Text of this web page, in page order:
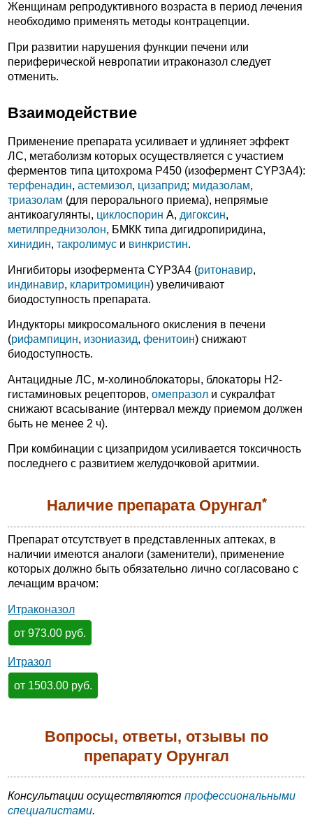
Женщинам репродуктивного возраста в период лечения
необходимо применять методы контрацепции.
При развитии нарушения функции печени или
периферической невропатии итраконазол следует
отменить.
Взаимодействие
Применение препарата усиливает и удлиняет эффект
ЛС, метаболизм которых осуществляется с участием
ферментов типа цитохрома P450 (изофермент CYP3A4):
терфенадин, астемизол, цизаприд; мидазолам,
триазолам (для перорального приема), непрямые
антикоагулянты, циклоспорин А, дигоксин,
метилпреднизолон, БМКК типа дигидропиридина,
хинидин, такролимус и винкристин.
Ингибиторы изофермента CYP3A4 (ритонавир,
индинавир, кларитромицин) увеличивают
биодоступность препарата.
Индукторы микросомального окисления в печени
(рифампицин, изониазид, фенитоин) снижают
биодоступность.
Антацидные ЛС, м-холиноблокаторы, блокаторы H2-
гистаминовых рецепторов, омепразол и сукралфат
снижают всасывание (интервал между приемом должен
быть не менее 2 ч).
При комбинации с цизапридом усиливается токсичность
последнего с развитием желудочковой аритмии.
Наличие препарата Орунгал*
Препарат отсутствует в представленных аптеках, в
наличии имеются аналоги (заменители), применение
которых должно быть обязательно лично согласовано с
лечащим врачом:
Итраконазол
от 973.00 руб.
Итразол
от 1503.00 руб.
Вопросы, ответы, отзывы по
препарату Орунгал
Консультации осуществляются профессиональными
специалистами.